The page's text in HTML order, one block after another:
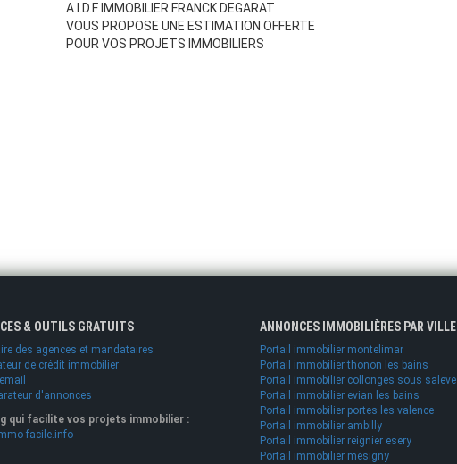
A.I.D.F IMMOBILIER FRANCK DEGARAT
VOUS PROPOSE UNE ESTIMATION OFFERTE
POUR VOS PROJETS IMMOBILIERS
& OUTILS GRATUITS
des agences et mandataires
de crédit immobilier
d'annonces
qui facilite vos projets immobilier :
facile.info
ANNONCES IMMOBILIÈRES PAR VILLE
Portail immobilier montelimar
Portail immobilier thonon les bains
Portail immobilier collonges sous saleve
Portail immobilier evian les bains
Portail immobilier portes les valence
Portail immobilier ambilly
Portail immobilier reignier esery
Portail immobilier mesigny